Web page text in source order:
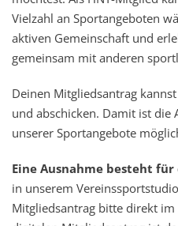
Vielzahl an Sportangeboten
aktiven Gemeinschaft und
gemeinsam mit anderen
Deinen Mitgliedsantrag
und abschicken. Damit ist die
unserer Sportangebote
Eine Ausnahme besteht für
in unserem
Mitgliedsantrag bitte direkt im